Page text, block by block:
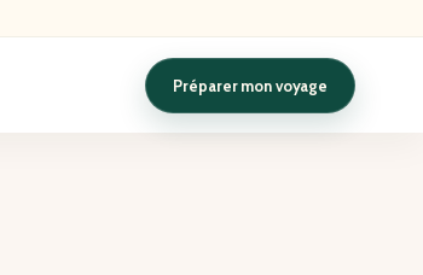
Préparer mon voyage